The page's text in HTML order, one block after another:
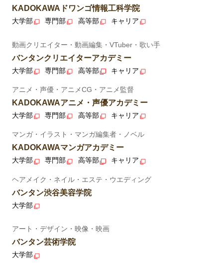
KADOKAWAドワンゴ情報工科学院
大学部 専門部 高等部 キャリア
動画クリエイター・動画編集・VTuber・歌い手
バンタンクリエイターアカデミー
大学部 専門部 高等部 キャリア
アニメ・声優・アニメCG・アニメ監督
KADOKAWAアニメ・声優アカデミー
大学部 専門部 高等部 キャリア
マンガ・イラスト・マンガ編集者・ノベル
KADOKAWAマンガアカデミー
大学部 専門部 高等部 キャリア
ヘアメイク・ネイル・エステ・ウエディング
バンタン渋谷美容学院
大学部
アート・デザイン・映像・映画
バンタン芸術学院
大学部